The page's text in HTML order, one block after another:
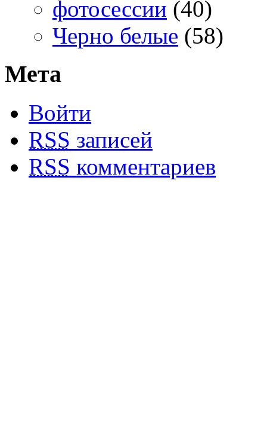
фотосессии (40)
Черно белые (58)
Мета
Войти
RSS записей
RSS комментариев